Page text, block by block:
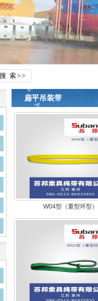
扁平吊装带
W04型（重型环型）